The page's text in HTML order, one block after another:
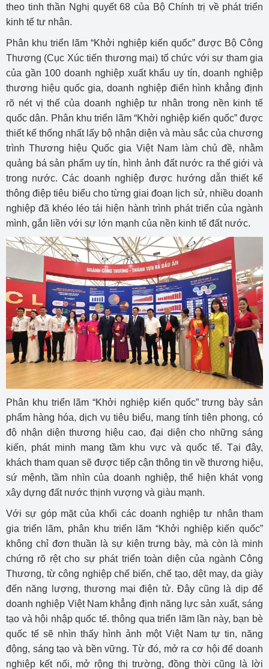
theo tinh thần Nghị quyết 68 của Bộ Chính trị về phát triển
kinh tế tư nhân.
Phân khu triển lãm “Khởi nghiệp kiến quốc” được Bộ Công
Thương (Cục Xúc tiến thương mại) tổ chức với sự tham gia
của gần 100 doanh nghiệp xuất khẩu uy tín, doanh nghiệp
thương hiệu quốc gia, doanh nghiệp điển hình khẳng định
rõ nét vị thế của doanh nghiệp tư nhân trong nền kinh tế
quốc dân. Phân khu triển lãm “Khởi nghiệp kiến quốc” được
thiết kế thống nhất lấy bộ nhận diện và màu sắc của chương
trình Thương hiệu Quốc gia Việt Nam làm chủ đề, nhằm
quảng bá sản phẩm uy tín, hình ảnh đất nước ra thế giới và
trong nước. Các doanh nghiệp được hướng dẫn thiết kế
thông điệp tiêu biểu cho từng giai đoạn lịch sử, nhiều doanh
nghiệp đã khéo léo tái hiện hành trình phát triển của ngành
mình, gắn liền với sự lớn mạnh của nền kinh tế đất nước.
Phân khu triển lãm “Khởi nghiệp kiến quốc” trưng bày sản
phẩm hàng hóa, dịch vụ tiêu biểu, mang tính tiên phong, có
độ nhận diện thương hiệu cao, đại diện cho những sáng
kiến, phát minh mang tầm khu vực và quốc tế. Tại đây,
khách tham quan sẽ được tiếp cận thông tin về thương hiệu,
sứ mệnh, tầm nhìn của doanh nghiệp, thể hiện khát vọng
xây dựng đất nước thịnh vượng và giàu mạnh.
Với sự góp mặt của khối các doanh nghiệp tư nhân tham
gia triển lãm, phân khu triển lãm “Khởi nghiệp kiến quốc”
không chỉ đơn thuần là sự kiện trưng bày, mà còn là minh
chứng rõ rệt cho sự phát triển toàn diện của ngành Công
Thương, từ công nghiệp chế biến, chế tạo, dệt may, da giày
đến năng lượng, thương mại điện tử. Đây cũng là dịp để
doanh nghiệp Việt Nam khẳng định năng lực sản xuất, sáng
tạo và hội nhập quốc tế. thông qua triển lãm lần này, bạn bè
quốc tế sẽ nhìn thấy hình ảnh một Việt Nam tự tin, năng
động, sáng tạo và bền vững. Từ đó, mở ra cơ hội để doanh
nghiệp kết nối, mở rộng thị trường, đồng thời cũng là lời